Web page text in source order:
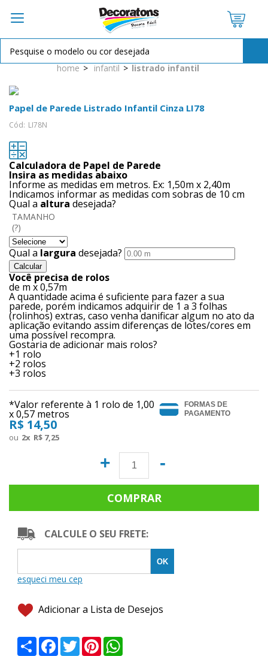
home infantil listrado infantil
Papel de Parede Listrado Infantil Cinza LI78
Cód: LI78N
Calculadora de Papel de Parede
Insira as medidas abaixo
Informe as medidas em metros. Ex: 1,50m x 2,40m
Indicamos informar as medidas com sobras de 10 cm
Qual a altura desejada?
TAMANHO
Qual a largura desejada?
Calcular
Você precisa de rolos
de m x 0,57m
A quantidade acima é suficiente para fazer a sua
parede, porém indicamos adquirir de 1 a 3 folhas
(rolinhos) extras, caso venha danificar algum no ato da
aplicação evitando assim diferenças de lotes/cores em
uma possível recompra.
Gostaria de adicionar mais rolos?
+1 rolo
+2 rolos
+3 rolos
*Valor referente à 1 rolo de 1,00
x 0,57 metros
R$ 14,50
2x R$ 7,25
FORMAS DE
PAGAMENTO
OPÇÕES DE PARCELAMENTO:
2X de R$ 7,25sem juros
+ -
CALCULE O SEU FRETE:
Adicionar a Lista de Desejos
ShareFacebook
TwitterPinterest